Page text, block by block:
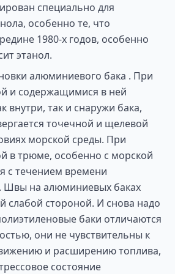
специально для
особенно те, что
1980-х годов, особенно
этанол.
алюминиевого бака . При
и содержащимися в ней
внутри, так и снаружи бака,
точечной и щелевой
морской среды. При
в трюме, особенно с морской
с течением времени
Швы на алюминиевых баках
слабой стороной. И снова надо
баки отличаются
они не чувствительны к
и расширению топлива,
состояние